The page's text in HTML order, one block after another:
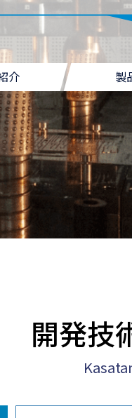
介 製
開発技